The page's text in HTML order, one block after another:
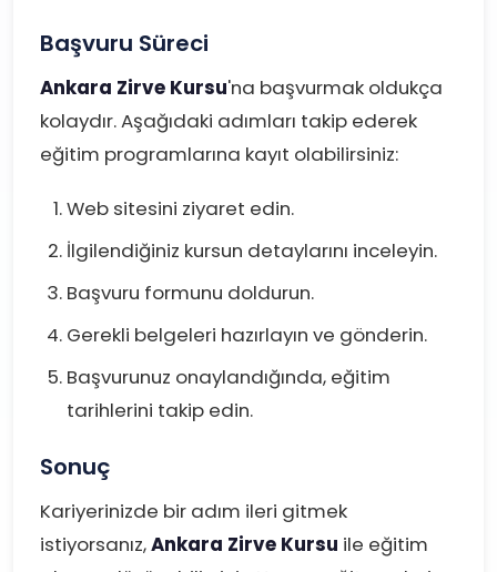
Başvuru Süreci
Ankara Zirve Kursu'na başvurmak oldukça
kolaydır. Aşağıdaki adımları takip ederek
eğitim programlarına kayıt olabilirsiniz:
Web sitesini ziyaret edin.
İlgilendiğiniz kursun detaylarını inceleyin.
Başvuru formunu doldurun.
Gerekli belgeleri hazırlayın ve gönderin.
Başvurunuz onaylandığında, eğitim
tarihlerini takip edin.
Sonuç
Kariyerinizde bir adım ileri gitmek
istiyorsanız,Ankara Zirve Kursu ile eğitim